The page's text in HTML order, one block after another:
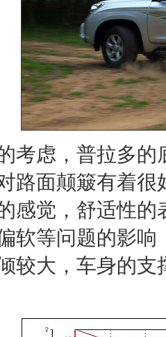
虑， 普拉多的
路面颠簸有着
感觉，舒适性
软等问题的影
较大，车身的